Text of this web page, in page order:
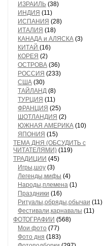
ИЗРАИЛЬ (38)
ИНДИЯ (11)
ИСПАНИЯ (28)
ИТАЛИЯ (18)
КАНАДА и АЛЯСКА (3)
КИТАЙ (16)
КОРЕЯ (2)
ОСТРОВА (36)
РОССИЯ (233)
США (30)
ТАЙЛАНД (8)
ТУРЦИЯ (11)
ФРАНЦИЯ (25)
ШОТЛАНДИЯ (2)
ЮЖНАЯ АМЕРИКА (10)
ЯПОНИЯ (15)
ТЕМА ДНЯ (ОБСУДИТЬ с
ЧИТАТЕЛЯМИ) (119)
ТРАДИЦИИ (45)
Игры,шоу (3)
Легенды,мифы (4)
Народы,племена (1)
Праздники (16)
Ритуалы,обряды,обычаи (11)
Фестивали,карнавалы (11)
ФОТОГРАФИИ (568)
Мои фото (77)
Фото дня (183)